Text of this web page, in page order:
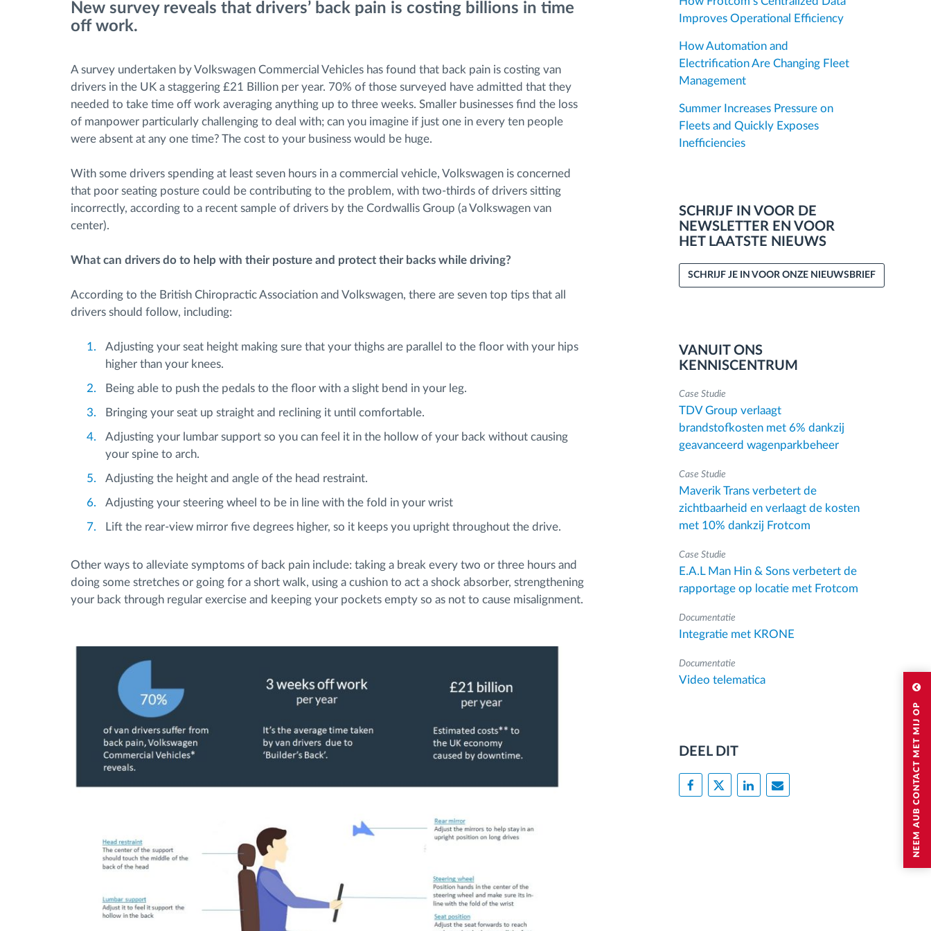
NEEM AUB CONTACT MET MIJ OP
Routeplanning en -monitoring
Automatische
bestuurdersidentificatie
Ontdek alle functies
New survey reveals that drivers’ back pain is costing billions in time
off work.
A survey undertaken by Volkswagen Commercial Vehicles has found that back pain is costing van
drivers in the UK a staggering £21 Billion per year. 70% of those surveyed have admitted that they
needed to take time off work averaging anything up to three weeks. Smaller businesses find the loss
of manpower particularly challenging to deal with; can you imagine if just one in every ten people
were absent at any one time? The cost to your business would be huge.
With some drivers spending at least seven hours in a commercial vehicle, Volkswagen is concerned
that poor seating posture could be contributing to the problem, with two-thirds of drivers sitting
incorrectly, according to a recent sample of drivers by the Cordwallis Group (a Volkswagen van
center).
What can drivers do to help with their posture and protect their backs while driving?
According to the British Chiropractic Association and Volkswagen, there are seven top tips that all
drivers should follow, including:
Adjusting your seat height making sure that your thighs are parallel to the floor with your hips
higher than your knees.
Being able to push the pedals to the floor with a slight bend in your leg.
Bringing your seat up straight and reclining it until comfortable.
Adjusting your lumbar support so you can feel it in the hollow of your back without causing
your spine to arch.
Adjusting the height and angle of the head restraint.
Adjusting your steering wheel to be in line with the fold in your wrist
Lift the rear-view mirror five degrees higher, so it keeps you upright throughout the drive.
Other ways to alleviate symptoms of back pain include: taking a break every two or three hours and
doing some stretches or going for a short walk, using a cushion to act a shock absorber, strengthening
your back through regular exercise and keeping your pockets empty so as not to cause misalignment.
Improves Operational Efficiency
How Automation and
Electrification Are Changing Fleet
Management
Summer Increases Pressure on
Fleets and Quickly Exposes
Inefficiencies
SCHRIJF IN VOOR DE
NEWSLETTER EN VOOR
HET LAATSTE NIEUWS
SCHRIJF JE IN VOOR ONZE NIEUWSBRIEF
VANUIT ONS
KENNISCENTRUM
Case Studie
TDV Group verlaagt
brandstofkosten met 6% dankzij
geavanceerd wagenparkbeheer
Case Studie
Maverik Trans verbetert de
zichtbaarheid en verlaagt de kosten
met 10% dankzij Frotcom
Case Studie
E.A.L Man Hin & Sons verbetert de
rapportage op locatie met Frotcom
Documentatie
Integratie met KRONE
Documentatie
Video telematica
DEEL DIT